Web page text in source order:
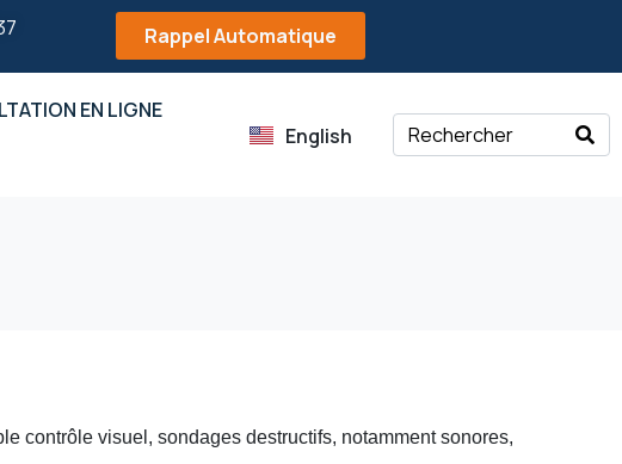
Rappel Automatique
EN LIGNE
English
contrôle visuel, sondages destructifs, notamment sonores,